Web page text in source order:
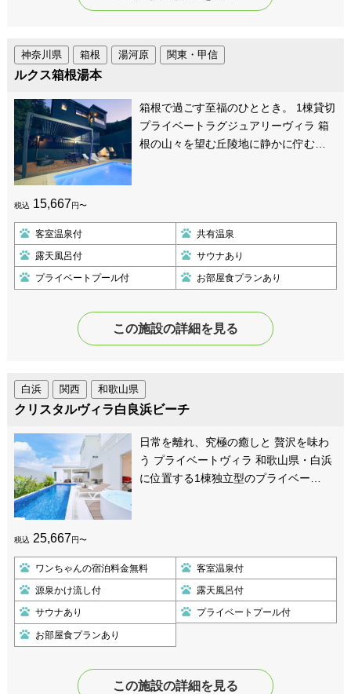
湯河原 関東・甲信
神奈川県 箱根
ルクス箱根湯本
箱根で過ごす至福のひととき。 1棟貸切
プライベートラグジュアリーヴィラ 箱
根の山々を望む丘陵地に静かに佇む…
税込 15,667円〜
客室温泉付 共有温泉
露天風呂付 サウナあり
プライベートプール付 お部屋食プランあり
この施設の詳細を見る
関西 和歌山県
白浜
クリスタルヴィラ白良浜ビーチ
日常を離れ、究極の癒しと 贅沢を味わ
う プライベートヴィラ 和歌山県・白浜
に位置する1棟独立型のプライベー…
税込 25,667円〜
ワンちゃんの宿泊料金無料 客室温泉付
源泉かけ流し付 露天風呂付
サウナあり プライベートプール付
お部屋食プランあり
この施設の詳細を見る